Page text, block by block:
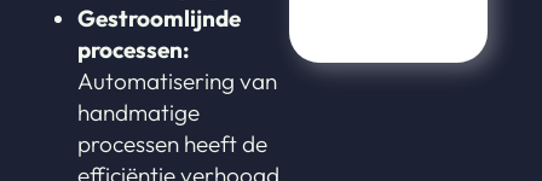
Gestroomlijnde
processen:
Automatisering van
handmatige
processen heeft de